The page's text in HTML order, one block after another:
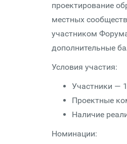
проектирование
местных
участником
дополнительные
Условия участия:
Участники —
Проектные
Наличие
Номинации: